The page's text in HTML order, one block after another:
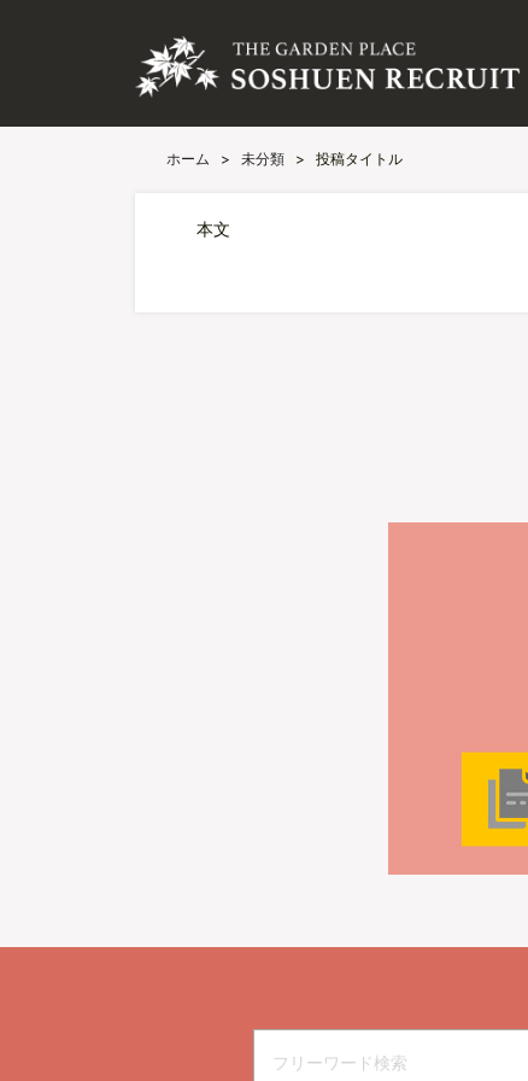
ホーム > 未分類 > 投稿タイトル
本文